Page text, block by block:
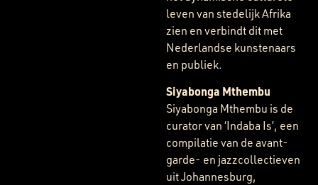
leven van stedelijk Afrika
zien en verbindt dit met
Nederlandse kunstenaars
en publiek.
Siyabonga Mthembu
Siyabonga Mthembu is de
curator van ‘Indaba Is’, een
compilatie van de avant-
garde- en jazzcollectieven
uit Johannesburg,